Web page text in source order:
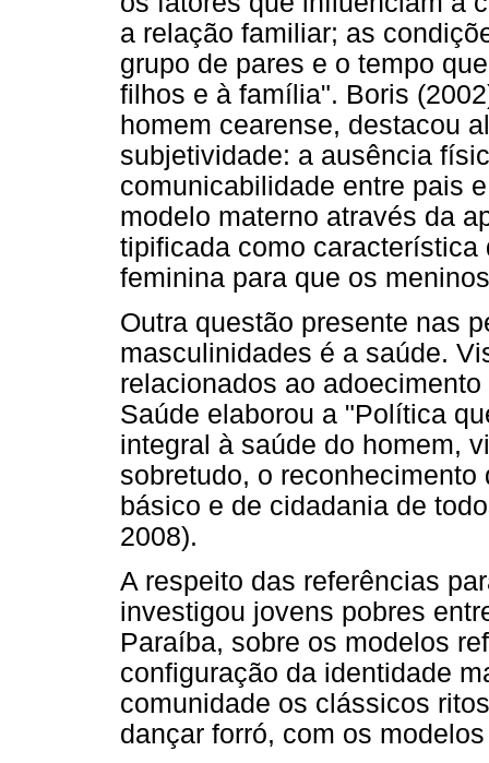
a relação familiar; as
grupo de pares e o tempo
filhos e à família". Boris
homem cearense, destacou
subjetividade: a ausência
comunicabilidade entre pais
modelo materno através da
tipificada como
feminina para que os
Outra questão presente nas
masculinidades é a saúde.
relacionados ao
Saúde elaborou a "Política
integral à saúde do homem,
sobretudo, o
básico e de cidadania de
2008).
A respeito das referências
investigou jovens pobres
Paraíba, sobre os modelos
configuração da identidade
comunidade os clássicos
dançar forró, com os